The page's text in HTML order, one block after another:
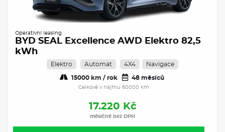
Operativní leasing
BYD SEAL Excellence AWD Elektro 82,5
kWh
Elektro Automat 4X4 Navigace
15000 km / rok 48 měsíců
Celkově v nájmu 60000 km
17.220 Kč
měsíčně bez DPH